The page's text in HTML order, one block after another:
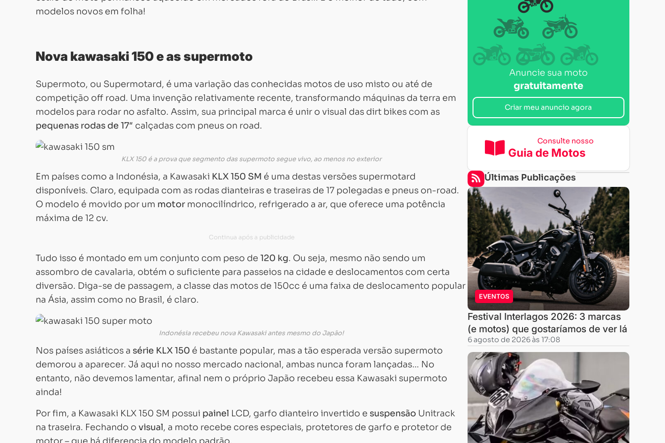
modelos novos em folha!
Nova kawasaki 150 e as supermoto
Supermoto, ou Supermotard, é uma variação das conhecidas motos de uso misto ou até de
competição off road. Uma invenção relativamente recente, transformando máquinas da terra em
modelos para rodar no asfalto. Assim, sua principal marca é unir o visual das dirt bikes com as
pequenas rodas de 17″ calçadas com pneus on road.
KLX 150 é a prova que segmento das supermoto segue vivo, ao menos no exterior
Em países como a Indonésia, a Kawasaki KLX 150 SM é uma destas versões supermotard
disponíveis. Claro, equipada com as rodas dianteiras e traseiras de 17 polegadas e pneus on-road.
O modelo é movido por um motor monocilíndrico, refrigerado a ar, que oferece uma potência
máxima de 12 cv.
Tudo isso é montado em um conjunto com peso de 120 kg. Ou seja, mesmo não sendo um
assombro de cavalaria, obtém o suficiente para passeios na cidade e deslocamentos com certa
diversão. Diga-se de passagem, a classe das motos de 150cc é uma faixa de deslocamento popular
na Ásia, assim como no Brasil, é claro.
Indonésia recebeu nova Kawasaki antes mesmo do Japão!
Nos países asiáticos a série KLX 150 é bastante popular, mas a tão esperada versão supermoto
demorou a aparecer. Já aqui no nosso mercado nacional, ambas nunca foram lançadas… No
entanto, não devemos lamentar, afinal nem o próprio Japão recebeu essa Kawasaki supermoto
ainda!
Por fim, a Kawasaki KLX 150 SM possui painel LCD, garfo dianteiro invertido e suspensão Unitrack
na traseira. Fechando o visual, a moto recebe cores especiais, protetores de garfo e protetor de
Anuncie sua moto
gratuitamente
Criar meu anuncio agora
Consulte nosso
Guia de Motos
Últimas Publicações
EVENTOS
Festival Interlagos 2026: 3 marcas
(e motos) que gostaríamos de ver lá
6 agosto de 2026 às 17:08